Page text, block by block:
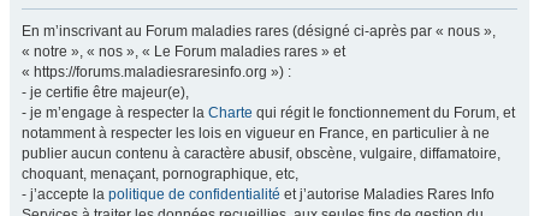
En m’inscrivant au Forum maladies rares (désigné ci-après par « nous »,
« notre », « nos », « Le Forum maladies rares » et
« https://forums.maladiesraresinfo.org ») :
- je certifie être majeur(e),
- je m’engage à respecter la Charte qui régit le fonctionnement du Forum, et
notamment à respecter les lois en vigueur en France, en particulier à ne
publier aucun contenu à caractère abusif, obscène, vulgaire, diffamatoire,
choquant, menaçant, pornographique, etc,
- j’accepte la politique de confidentialité et j’autorise Maladies Rares Info